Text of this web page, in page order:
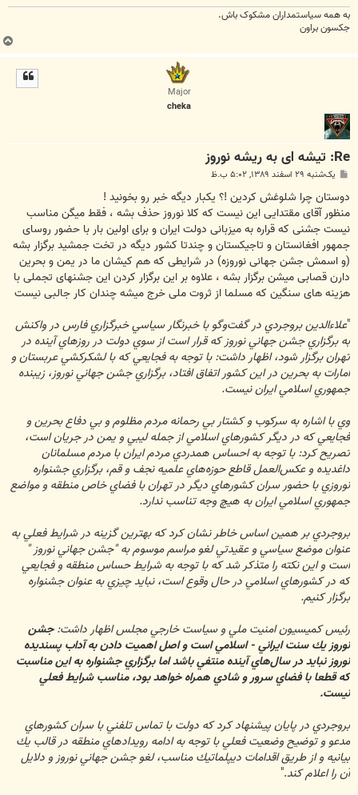
به همه سياستمداران مشکوک باش.
جکسون براون
ب
ا
Major
cheka
Re: تیشه ای به ریشه نوروز
پ
ت
یک‌شنبه ۲۹ اسفند ۱۳۸۹, ۵:۰۲ ب.ظ
دوستان چرا شلوغش کردین !؟ یکبار دیگه خبر رو بخونید !
منظور آقای مقتدایی این نیست که کلا نوروز حذف بشه ، فقط میگن مناسب
نیست جشنی که قراره به میزبانی دولت ایران و برای اولین بار با حضور روسای
جمهور افغانستان و تاجیکستان و چندتا کشور دیگه در تخت جمشید برگزار بشه
(و اسمش جشن جهانی نوروزه) در شرایطی که هم کیشان ما در یمن و بحرین
دارن قصابی میشن برگزار بشه ، علاوه بر این برگزار کردن این جشنهای تجملی با
هزینه های سنگین که مسلما از ثروت ملی خرج میشه چندان کار جالبی نیست
علاءالدين بروجردي در گفت‌وگو با خبرنگار سياسي خبرگزاري فارس در واكنش
به برگزاري جشن جهاني نوروز كه قرار است از سوي دولت در روزهاي آينده در
تهران برگزار شود، اظهار داشت: با توجه به فجايعي كه با لشكركشي عربستان و
امارات به بحرين در اين كشور اتفاق افتاد، برگزاري جشن جهاني نوروز، زيبنده
جمهوري اسلامي ايران نيست.
وي با اشاره به سركوب و كشتار بي رحمانه مردم مظلوم و بي‌ دفاع بحرين و
فجايعي كه در ديگر كشورهاي اسلامي از جمله ليبي و يمن در جريان است،
تصريح كرد: با توجه به احساس همدردي مردم ايران با مردم مسلمانان
داغديده و عكس‌العمل قاطع حوزه‌هاي علميه نجف و قم، برگزاري جشنواره
نوروزي با حضور سران كشورهاي ديگر در تهران با فضاي خاص منطقه و مواضع
جمهوري اسلامي ايران به هيچ وجه تناسب ندارد.
بروجردي بر همين اساس خاطر نشان كرد كه بهترين گزينه در شرايط فعلي به
عنوان موضع سياسي و عقيدتي لغو مراسم موسوم به "جشن جهاني نوروز "
است و اين نكته را متذكر شد كه با توجه به شرايط حساس منطقه و فجايعي
كه در كشورهاي اسلامي در حال وقوع است، نبايد چيزي به عنوان جشنواره
برگزار كنيم.
رئيس كميسيون امنيت ملي و سياست خارجي مجلس اظهار داشت:جشن
نوروز يك سنت ايراني - اسلامي است و اصل اهميت دادن به آداب پسنديده
نوروز نبايد در سال‌هاي آينده منتفي باشد اما برگزاري جشنواره به اين مناسبت
كه قطعا با فضاي سرور و شادي همراه خواهد بود، مناسب شرايط فعلي
نيست.
بروجردي در پايان پيشنهاد كرد كه دولت با تماس تلفني با سران كشورهاي
مدعو و توضيح وضعيت فعلي با توجه به ادامه رويدادهاي منطقه در قالب يك
بيانيه و از طريق اقدامات ديپلماتيك مناسب، لغو جشن جهاني نوروز و دلايل
آن را اعلام كند."